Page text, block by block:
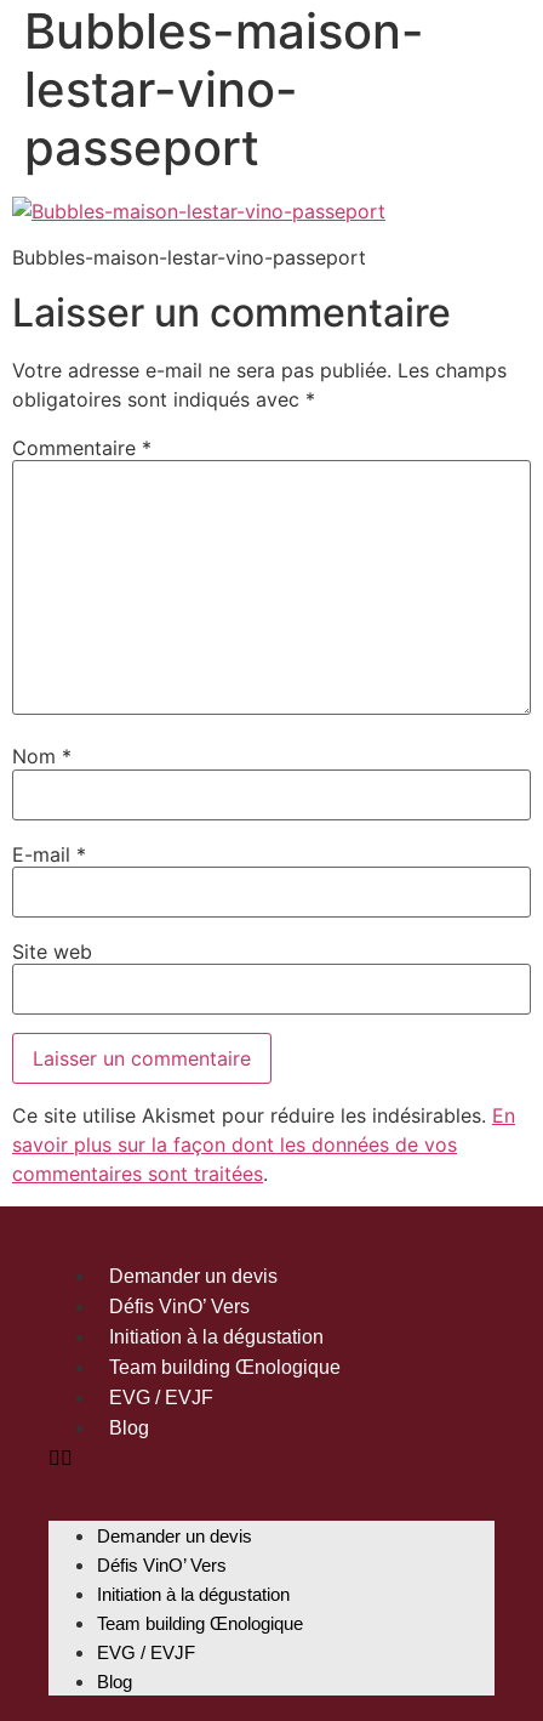
Bubbles-maison-
lestar-vino-
passeport
Bubbles-maison-lestar-vino-passeport
Laisser un commentaire
Votre adresse e-mail ne sera pas publiée. Les champs
obligatoires sont indiqués avec *
Commentaire *
Nom *
E-mail *
Site web
Ce site utilise Akismet pour réduire les indésirables. En
savoir plus sur la façon dont les données de vos
commentaires sont traitées.
Demander un devis
Défis VinO’ Vers
Initiation à la dégustation
Team building Œnologique
EVG / EVJF
Blog
Demander un devis
Défis VinO’ Vers
Initiation à la dégustation
Team building Œnologique
EVG / EVJF
Blog